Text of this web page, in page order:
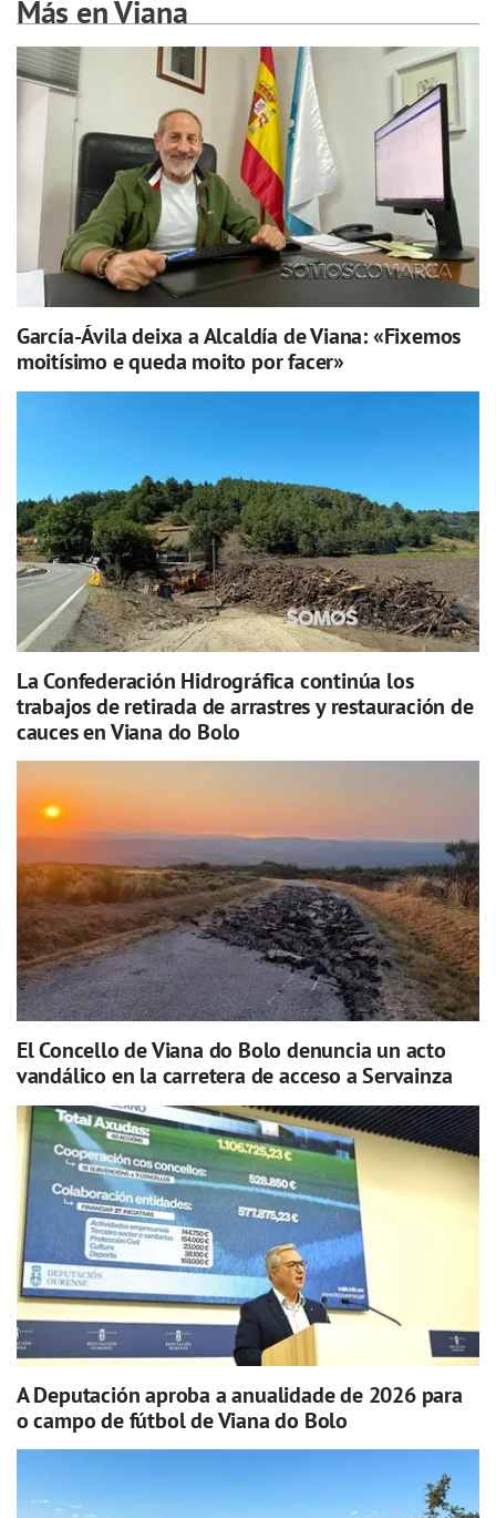
Más en Viana
García-Ávila deixa a Alcaldía de Viana: «Fixemos
moitísimo e queda moito por facer»
La Confederación Hidrográfica continúa los
trabajos de retirada de arrastres y restauración de
cauces en Viana do Bolo
El Concello de Viana do Bolo denuncia un acto
vandálico en la carretera de acceso a Servainza
A Deputación aproba a anualidade de 2026 para
o campo de fútbol de Viana do Bolo